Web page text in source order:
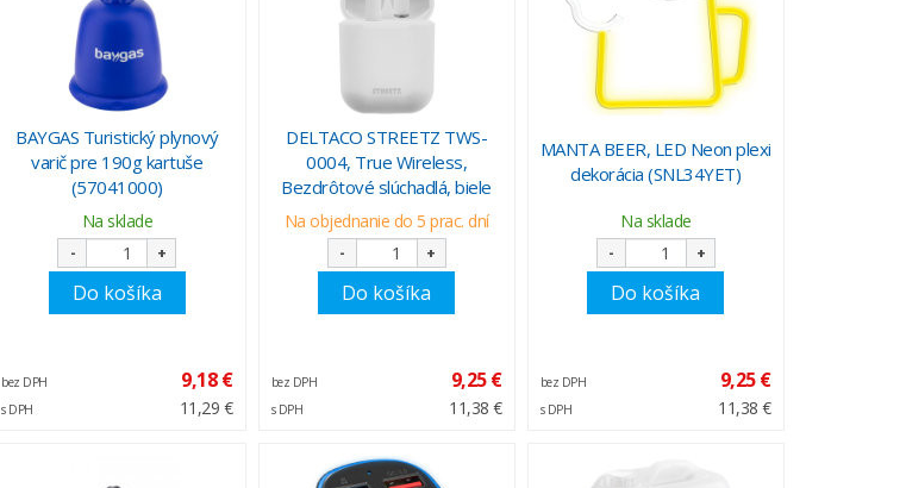
BAYGAS Turistický plynový
varič pre 190g kartuše
(57041000)
Na sklade
- +
Do košíka
bez DPH 9,18 €
s DPH 11,29 €
DELTACO STREETZ TWS-
0004, True Wireless,
Bezdrôtové slúchadlá, biele
Na objednanie do 5 prac. dní
- +
Do košíka
bez DPH 9,25 €
s DPH 11,38 €
MANTA BEER, LED Neon plexi
dekorácia (SNL34YET)
Na sklade
- +
Do košíka
bez DPH 9,25 €
s DPH 11,38 €